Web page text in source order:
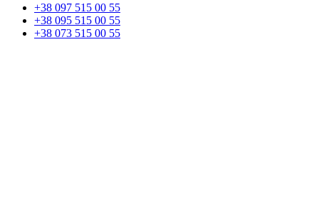
+38 097 515 00 55
+38 095 515 00 55
+38 073 515 00 55